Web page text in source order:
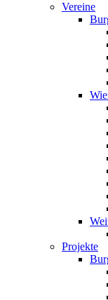
Vereine
Projekte